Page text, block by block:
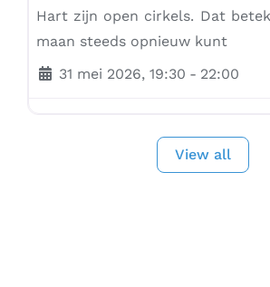
Hart zijn open cirkels. Dat
maan steeds opnieuw kunt
31 mei 2026, 19:30 - 22:00
View all